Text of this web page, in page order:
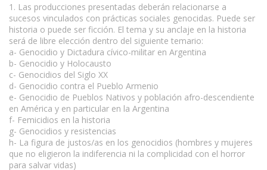
1. Las producciones presentadas deberán relacionarse a
sucesos vinculados con prácticas sociales genocidas. Puede ser
historia o puede ser ficción. El tema y su anclaje en la historia
será de libre elección dentro del siguiente temario:
a- Genocidio y Dictadura cívico-militar en Argentina
b- Genocidio y Holocausto
c- Genocidios del Siglo XX
d- Genocidio contra el Pueblo Armenio
e- Genocidio de Pueblos Nativos y población afro-descendiente
en América y en particular en la Argentina
f- Femicidios en la historia
g- Genocidios y resistencias
h- La figura de justos/as en los genocidios (hombres y mujeres
que no eligieron la indiferencia ni la complicidad con el horror
para salvar vidas)